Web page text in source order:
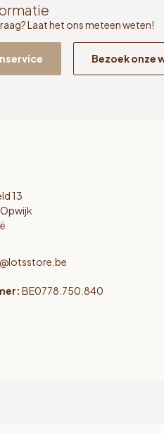
Laat het ons meteen weten!
Bezoek onze
13
BE0778.750.840